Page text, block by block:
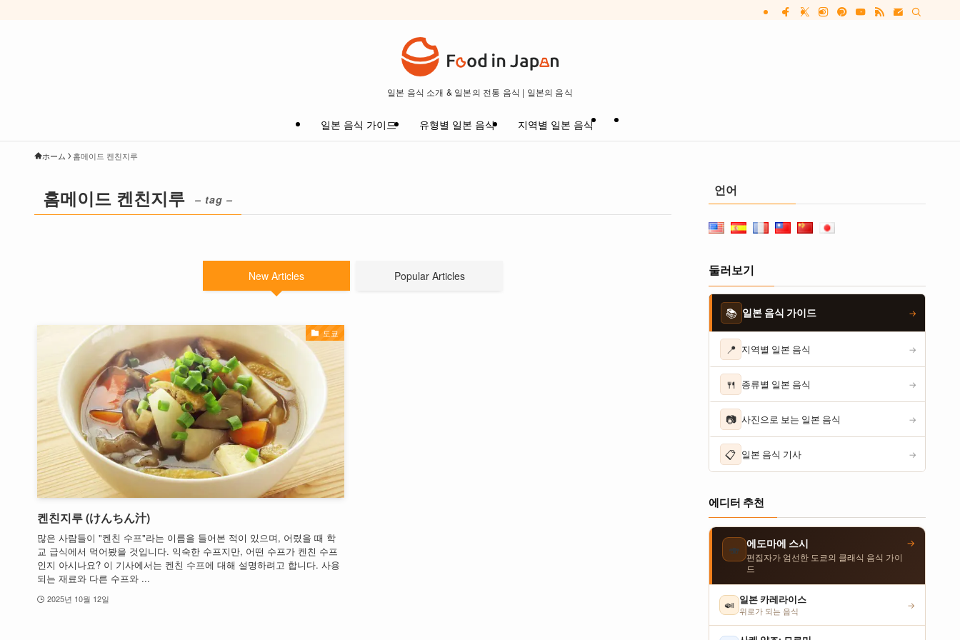
일본 음식 소개 & 일본의 전통 음식 | 일본의 음식
일본 음식 가이드 유형별 일본 음식 지역별 일본 음식
ホーム 홈메이드 켄친지루
홈메이드 켄친지루 – tag –
New Articles Popular Articles
도쿄
켄친지루 (けんちん汁)
많은 사람들이 "켄친 수프"라는 이름을 들어본 적이 있으며, 어렸을 때 학
교 급식에서 먹어봤을 것입니다. 익숙한 수프지만, 어떤 수프가 켄친 수프
인지 아시나요? 이 기사에서는 켄친 수프에 대해 설명하려고 합니다. 사용
되는 재료와 다른 수프와 ...
2025년 10월 12일
언어
둘러보기
📚 일본 음식 가이드 →
📍 지역별 일본 음식 →
🍴 종류별 일본 음식 →
📷 사진으로 보는 일본 음식 →
📋 일본 음식 기사 →
에디터 추천
🍣 에도마에 스시
편집자가 엄선한 도쿄의 클래식 음식 가이
드
→
🍛 일본 카레라이스
위로가 되는 음식
→